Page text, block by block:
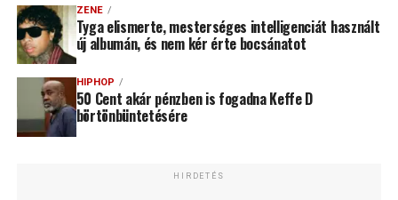
ZENE
Tyga elismerte, mesterséges intelligenciát használt
új albumán, és nem kér érte bocsánatot
HIPHOP
50 Cent akár pénzben is fogadna Keffe D
börtönbüntetésére
HIRDETÉS